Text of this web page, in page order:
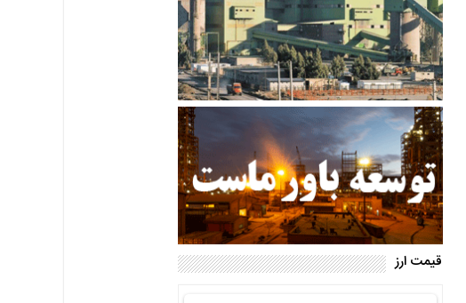
قیمت ارز